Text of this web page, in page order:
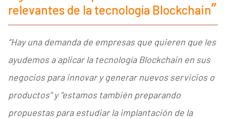
relevantes de la tecnología Blockchain
“Hay una demanda de empresas que quieren que les
ayudemos a aplicar la tecnología Blockchain en sus
negocios para innovar y generar nuevos servicios o
productos” y “estamos también preparando
propuestas para estudiar la implantación de la